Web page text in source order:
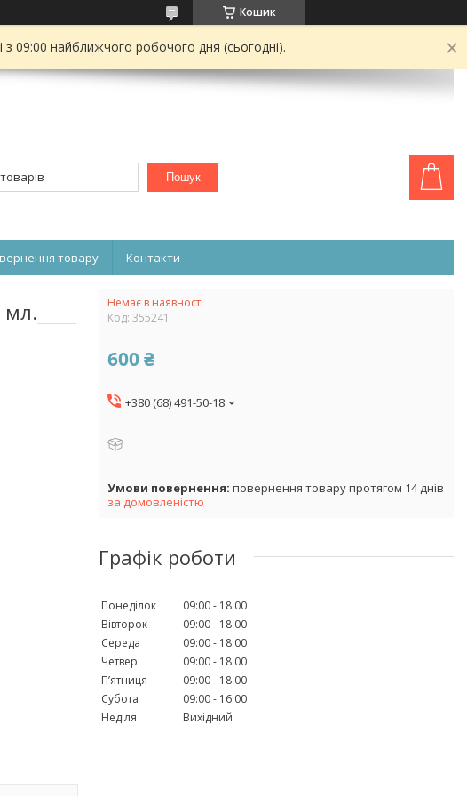
Кошик
09:00 найближчого робочого дня (сьогодні).
Пошук
товару Контакти
мл.
Немає в наявності
Код: 355241
600 ₴
+380 (68) 491-50-18
повернення товару протягом 14 днів
за домовленістю
Графік роботи
Понеділок 09:00
18:00
Вівторок
09:00
18:00
Середа
09:00
18:00
Четвер
09:00
18:00
Пʼятниця
09:00
18:00
Субота
09:00
16:00
Неділя
Вихідний